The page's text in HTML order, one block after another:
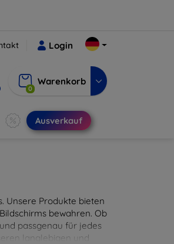
Login
0
Warenkorb
Ausverkauf
Unsere Produkte bieten
bewahren. Ob
passgenau für jedes
langlebigen und